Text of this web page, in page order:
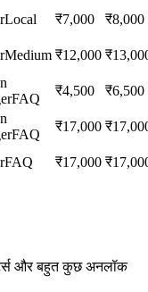
Local ₹7,000 ₹8,000
Medium ₹12,000 ₹
FAQ
₹4,500 ₹6,500
FAQ
₹17,000 ₹
FAQ ₹17,000 ₹
और बहुत कुछ अनलॉक